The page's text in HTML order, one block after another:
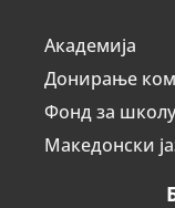
Академија
Донирање
Фонд за
Македонски